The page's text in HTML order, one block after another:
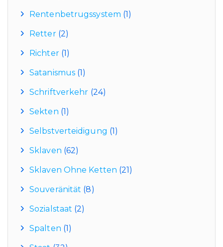
Rentenbetrugssystem (1)
Retter(2)
Richter(1)
Satanismus (1)
Schriftverkehr (24)
Sekten (1)
Selbstverteidigung (1)
Sklaven (62)
Sklaven Ohne Ketten (21)
Souveränität (8)
Sozialstaat (2)
Spalten (1)